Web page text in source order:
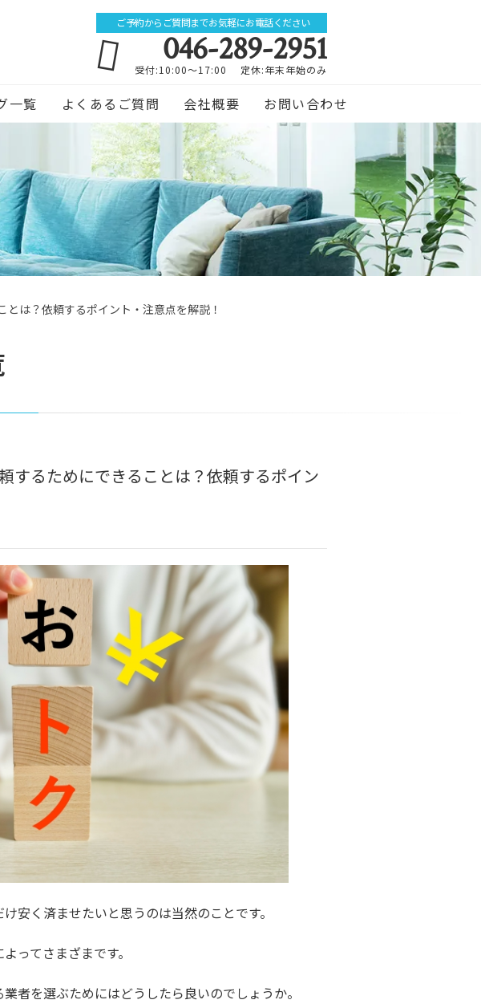
ご予約からご質問までお気軽にお電話ください
046-289-2951
受付:10:00～17:00 定休:年末年始のみ
一覧 よくあるご質問 会社概要 お問い合わせ
は？依頼するポイント・注意点を解説！
するためにできることは？依頼するポイン
安く済ませたいと思うのは当然のことです。
ってさまざまです。
者を選ぶためにはどうしたら良いのでしょうか。